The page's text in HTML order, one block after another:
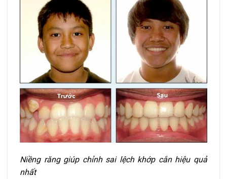
Niềng răng giúp chỉnh sai lệch khớp cắn hiệu quả
nhất